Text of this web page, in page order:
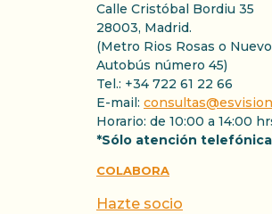
Calle Cristóbal Bordiu 35
28003, Madrid.
(Metro Rios Rosas o
Autobús número 45)
Tel.: +34 722 61 22 66
E-mail:
Horario: de 10:00 a 14:00
*Sólo atención
COLABORA
Hazte socio